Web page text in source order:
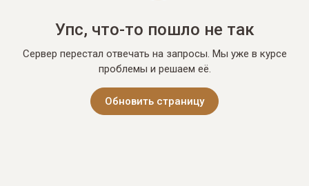
Упс, что-то пошло не так
Сервер перестал отвечать на запросы. Мы уже в курсе
проблемы и решаем её.
Обновить страницу